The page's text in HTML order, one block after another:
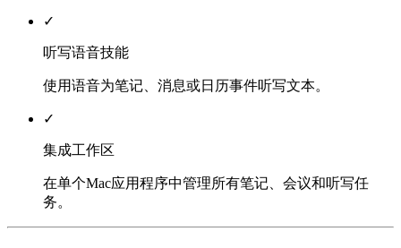
✓
听写语音技能
使用语音为笔记、消息或日历事件听写文本。
✓
集成工作区
在单个Mac应用程序中管理所有笔记、会议和听写任
务。